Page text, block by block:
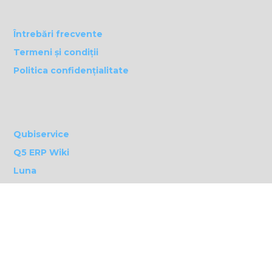
Întrebări frecvente
Termeni și condiții
Politica confidențialitate
Qubiservice
Q5 ERP Wiki
Luna